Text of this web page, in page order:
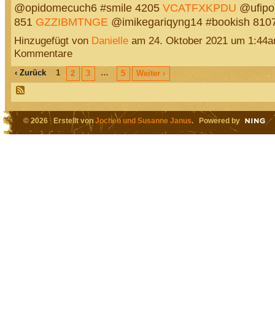
@opidomecuch6 #smile 4205 VCATFXKPDU
851 GZZIBMTNGE @imikegariqyng14 #bookish
Hinzugefügt von Danielleam 24. Oktober 2021 um
Kommentare
‹ Zurück 1 2 3 … 5 Weiter ›
© 2026 Erstellt vonJochen und Susanne Janus. Powered by